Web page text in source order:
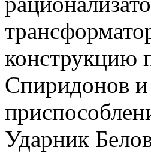
конструкцию
Спиридонов
Ударник